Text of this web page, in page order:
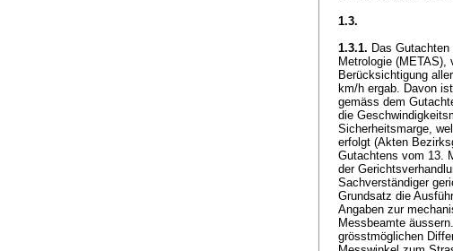
1.3.
1.3.1. Das
Metrologie (METAS),
Berücksichtigung
km/h ergab. Davon
gemäss dem
die
Sicherheitsmarge,
erfolgt (Akten
Gutachtens vom 13.
der
Sachverständiger
Grundsatz die
Angaben zur
Messbeamte
grösstmöglichen